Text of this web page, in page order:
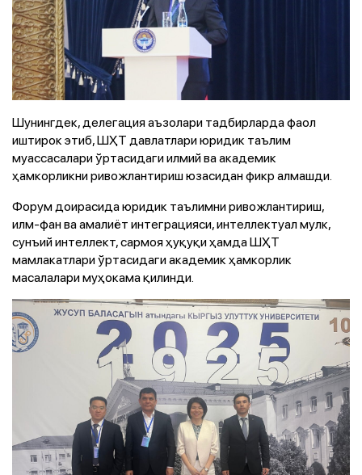
Шунингдек, делегация аъзолари тадбирларда фаол
иштирок этиб, ШҲТ давлатлари юридик таълим
муассасалари ўртасидаги илмий ва академик
ҳамкорликни ривожлантириш юзасидан фикр алмашди.
Форум доирасида юридик таълимни ривожлантириш,
илм-фан ва амалиёт интеграцияси, интеллектуал мулк,
сунъий интеллект, сармоя ҳуқуқи ҳамда ШҲТ
мамлакатлари ўртасидаги академик ҳамкорлик
масалалари муҳокама қилинди.